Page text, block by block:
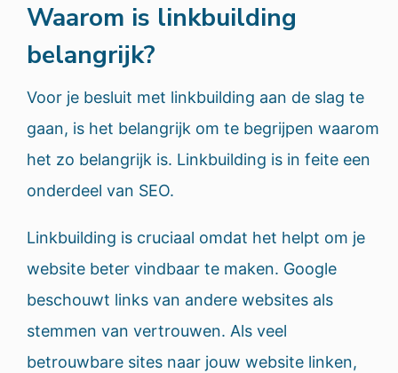
Waarom is linkbuilding
belangrijk?
Voor je besluit met linkbuilding aan de slag te
gaan, is het belangrijk om te begrijpen waarom
het zo belangrijk is. Linkbuilding is in feite een
onderdeel van SEO.
Linkbuilding is cruciaal omdat het helpt om je
website beter vindbaar te maken. Google
beschouwt links van andere websites als
stemmen van vertrouwen. Als veel
betrouwbare sites naar jouw website linken,